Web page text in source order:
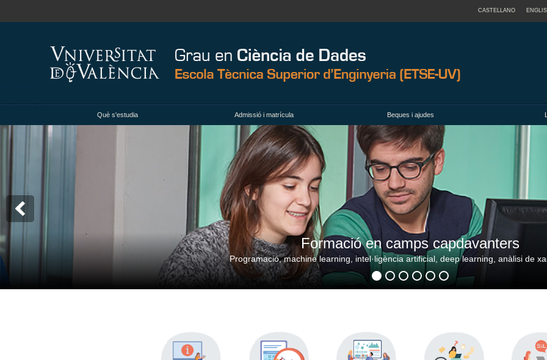
CASTELLANO
Què s'estudia Admissió i matrícula Beques i ajudes
Formació en camps capdavanters
Programació, machine learning, intel·ligència artificial, deep learning, anàlisi de